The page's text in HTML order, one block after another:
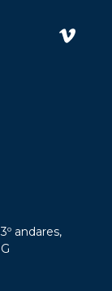
andares,